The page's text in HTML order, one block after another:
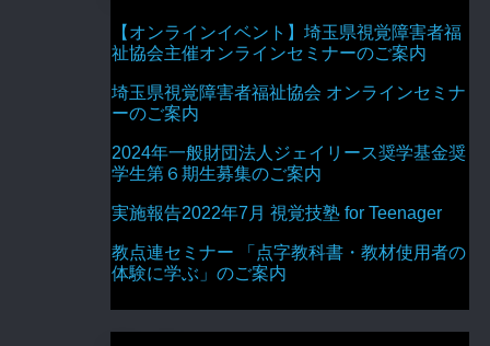
【オンラインイベント】埼玉県視覚障害者福
祉協会主催オンラインセミナーのご案内
埼玉県視覚障害者福祉協会 オンラインセミナ
ーのご案内
2024年一般財団法人ジェイリース奨学基金奨
学生第６期生募集のご案内
実施報告2022年7月 視覚技塾 for Teenager
教点連セミナー 「点字教科書・教材使用者の
体験に学ぶ」のご案内